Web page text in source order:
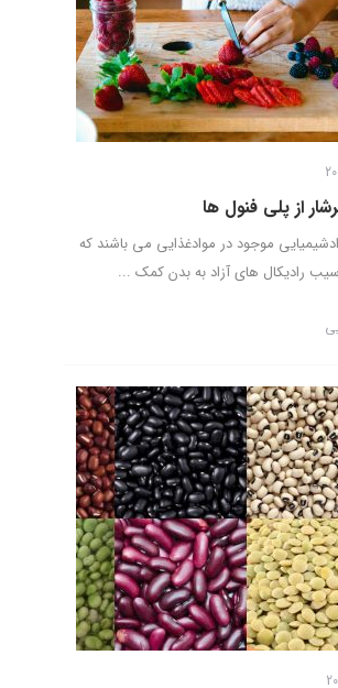
از پلی فنول ها
موجود در موادغذایی می باشند که
رادیکال های آزاد به بدن کمک ...